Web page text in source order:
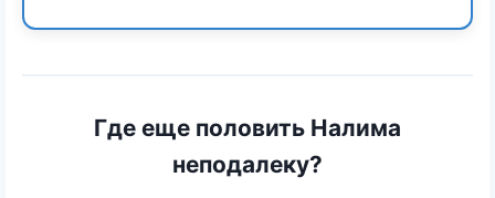
Где еще половить Налима
неподалеку?